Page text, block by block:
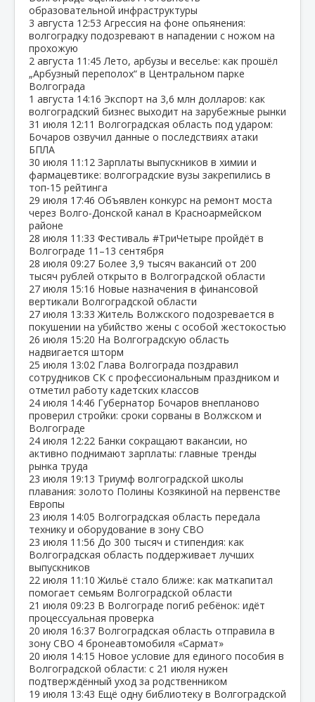
образовательной инфраструктуры
3 августа 12:53 Агрессия на фоне опьянения:
волгоградку подозревают в нападении с ножом на
прохожую
2 августа 11:45 Лето, арбузы и веселье: как прошёл
„Арбузный переполох“ в Центральном парке
Волгограда
1 августа 14:16 Экспорт на 3,6 млн долларов: как
волгоградский бизнес выходит на зарубежные рынки
31 июля 12:11 Волгоградская область под ударом:
Бочаров озвучил данные о последствиях атаки
БПЛА
30 июля 11:12 Зарплаты выпускников в химии и
фармацевтике: волгоградские вузы закрепились в
топ‑15 рейтинга
29 июля 17:46 Объявлен конкурс на ремонт моста
через Волго‑Донской канал в Красноармейском
районе
28 июля 11:33 Фестиваль #ТриЧетыре пройдёт в
Волгограде 11–13 сентября
28 июля 09:27 Более 3,9 тысяч вакансий от 200
тысяч рублей открыто в Волгоградской области
27 июля 15:16 Новые назначения в финансовой
вертикали Волгоградской области
27 июля 13:33 Житель Волжского подозревается в
покушении на убийство жены с особой жестокостью
26 июля 15:20 На Волгоградскую область
надвигается шторм
25 июля 13:02 Глава Волгограда поздравил
сотрудников СК с профессиональным праздником и
отметил работу кадетских классов
24 июля 14:46 Губернатор Бочаров внепланово
проверил стройки: сроки сорваны в Волжском и
Волгограде
24 июля 12:22 Банки сокращают вакансии, но
активно поднимают зарплаты: главные тренды
рынка труда
23 июля 19:13 Триумф волгоградской школы
плавания: золото Полины Козякиной на первенстве
Европы
23 июля 14:05 Волгоградская область передала
технику и оборудование в зону СВО
23 июля 11:56 До 300 тысяч и стипендия: как
Волгоградская область поддерживает лучших
выпускников
22 июля 11:10 Жильё стало ближе: как маткапитал
помогает семьям Волгоградской области
21 июля 09:23 В Волгограде погиб ребёнок: идёт
процессуальная проверка
20 июля 16:37 Волгоградская область отправила в
зону СВО 4 бронеавтомобиля «Сармат»
20 июля 14:15 Новое условие для единого пособия в
Волгоградской области: с 21 июля нужен
подтверждённый уход за родственником
19 июля 13:43 Ещё одну библиотеку в Волгоградской